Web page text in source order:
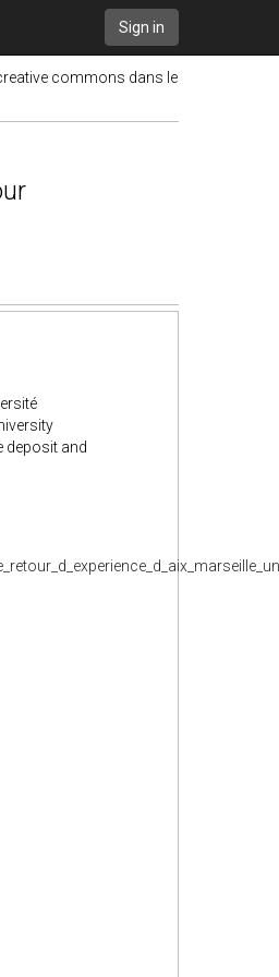
Sign in
commons dans le
deposit and